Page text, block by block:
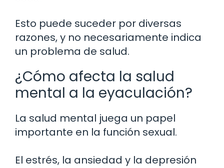
Esto puede suceder por diversas
razones, y no necesariamente indica
un problema de salud.
¿Cómo afecta la salud
mental a la eyaculación?
La salud mental juega un papel
importante en la función sexual.
El estrés, la ansiedad y la depresión